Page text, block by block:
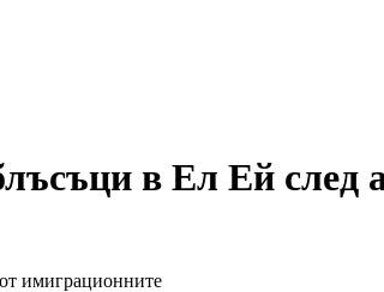
в Ел Ей след
имиграционните